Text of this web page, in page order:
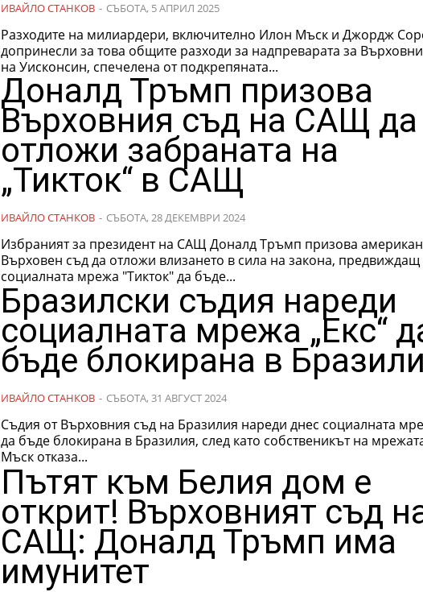
ИВАЙЛО СТАНКОВ - СЪБОТА, 5 АПРИЛ 2025
Разходите на милиардери, включително Илон Мъск и Джордж
допринесли за това общите разходи за надпреварата за
на Уисконсин, спечелена от подкрепяната...
Доналд Тръмп призова
Върховния съд на САЩ да
отложи забраната на
„Тикток“ в САЩ
ИВАЙЛО СТАНКОВ - СЪБОТА, 28 ДЕКЕМВРИ 2024
Избраният за президент на САЩ Доналд Тръмп призова
Върховен съд да отложи влизането в сила на закона, предвиждащ
социалната мрежа "Тикток" да бъде...
Бразилски съдия нареди
социалната мрежа „Екс“
бъде блокирана в
ИВАЙЛО СТАНКОВ - СЪБОТА, 31 АВГУСТ 2024
Съдия от Върховния съд на Бразилия нареди днес социалната
да бъде блокирана в Бразилия, след като собственикът на
Мъск отказа...
Пътят към Белия дом е
открит! Върховният съд
САЩ: Доналд Тръмп има
имунитет